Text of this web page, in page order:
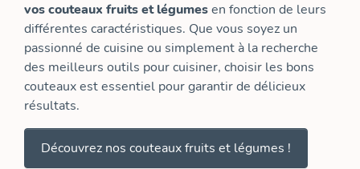
vos couteaux fruits et légumesen fonction de leurs
différentes caractéristiques. Que vous soyez un
passionné de cuisine ou simplement à la recherche
des meilleurs outils pour cuisiner, choisir les bons
couteaux est essentiel pour garantir de délicieux
résultats.
Découvrez nos couteaux fruits et légumes !